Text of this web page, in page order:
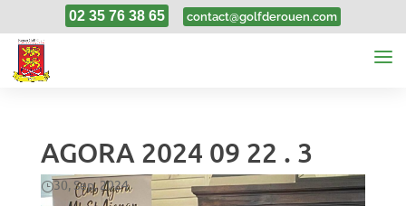
02 35 76 38 65 contact@golfderouen.com
AGORA 2024 09 22 . 3
30, Sep, 2024